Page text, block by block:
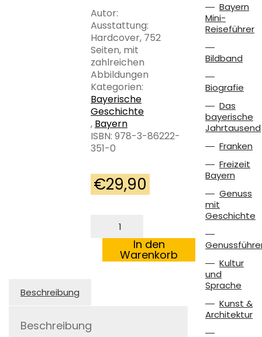
Autor:
Ausstattung:
Hardcover, 752
Seiten, mit
zahlreichen
Abbildungen
Kategorien:
Bayerische
Geschichte
, Bayern
ISBN: 978-3-86222-
351-0
€29,90
kommen
kalte
Zeiten“
In den
Warenkorb
Beschreibung
Beschreibung
Bayern
Mini-
Reiseführer
Bildband
Biografie
Das
bayerische
Jahrtausend
Franken
Freizeit
Bayern
Genuss
mit
Geschichte
Kultur
und
Sprache
Kunst &
Architektur